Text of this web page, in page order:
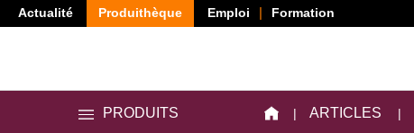
Actualité Produithèque Emploi Formation
PRODUITS ARTICLES